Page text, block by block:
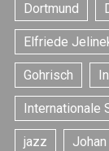
Dortmund
Elfriede
Gohrisch
Internationale
jazz